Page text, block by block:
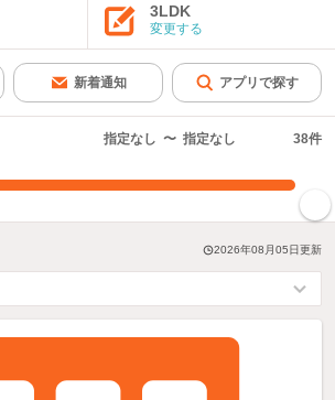
3LDK
変更する
新着通知 アプリで探す
指定なし 〜 指定なし 38件
2026年08月05日更新